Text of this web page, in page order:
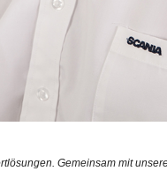
Gemeinsam mit